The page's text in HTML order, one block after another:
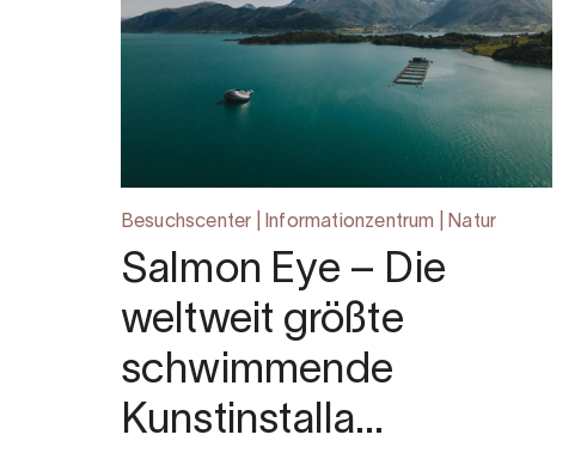
Besuchscenter | Informationzentrum | Natur
Salmon Eye – Die
weltweit größte
schwimmende
Kunstinstalla…